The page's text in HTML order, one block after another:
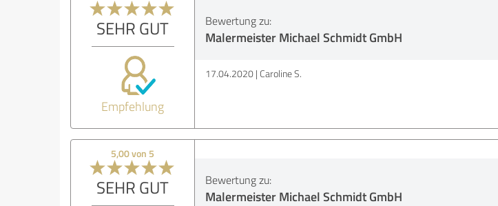
SEHR GUT
Empfehlung
Bewertung zu:
Malermeister Michael Schmidt GmbH
17.04.2020 Caroline S.
5,00 von 5
SEHR GUT Bewertung zu:
Malermeister Michael Schmidt GmbH